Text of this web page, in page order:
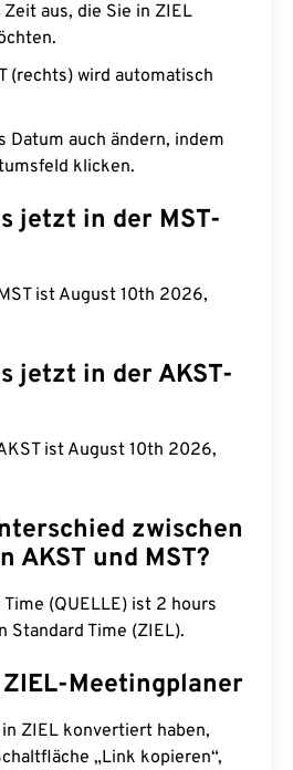
aus, die Sie in ZIEL
(rechts) wird automatisch
Datum auch ändern, indem
klicken.
jetzt in der MST-
ist August 10th 2026,
jetzt in der AKST-
ist August 10th 2026,
zwischen
AKST und MST?
(QUELLE) ist 2 hours
Standard Time (ZIEL).
ZIEL-Meetingplaner
ZIEL konvertiert haben,
„Link kopieren“,